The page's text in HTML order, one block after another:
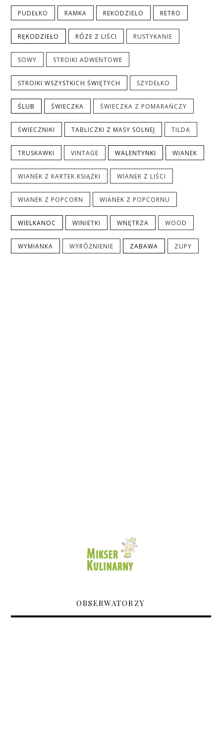
PUDEŁKO RAMKA REKODZIELO RETRO
RĘKODZIEŁO RÓZE Z LIŚCI RUSTYKANIE
SOWY STROIKI ADWENTOWE
STROIKI WSZYSTKICH ŚWIĘTYCH SZYDEŁKO
ŚLUB ŚWIECZKA ŚWIECZKA Z POMARAŃCZY
ŚWIECZNIKI TABLICZKI Z MASY SOLNEJ TILDA
TRUSKAWKI VINTAGE WALENTYNKI WIANEK
WIANEK Z KARTEK KSIĄŻKI WIANEK Z LIŚCI
WIANEK Z POPCORN WIANEK Z POPCORNU
WIELKANOC WINIETKI WNĘTRZA WOOD
WYMIANKA WYRÓŻNIENIE ZABAWA ZUPY
OBSERWATORZY